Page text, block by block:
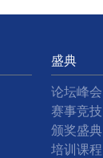
盛典
论坛峰会
赛事竞技
颁奖盛典
培训课程